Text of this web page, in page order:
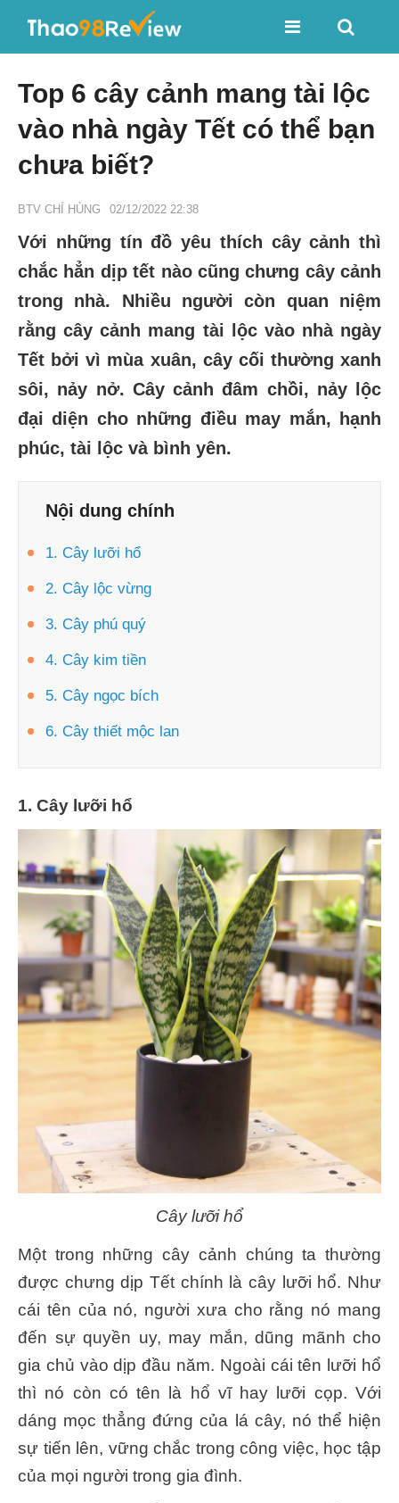
Top 6 cây cảnh mang tài lộc
vào nhà ngày Tết có thể bạn
chưa biết?
BTV CHÍ HÙNG 02/12/2022 22:38
Với những tín đồ yêu thích cây cảnh thì
chắc hẳn dịp tết nào cũng chưng cây cảnh
trong nhà. Nhiều người còn quan niệm
rằng cây cảnh mang tài lộc vào nhà ngày
Tết bởi vì mùa xuân, cây cối thường xanh
sôi, nảy nở. Cây cảnh đâm chồi, nảy lộc
đại diện cho những điều may mắn, hạnh
phúc, tài lộc và bình yên.
Nội dung chính
1. Cây lưỡi hổ
2. Cây lộc vừng
3. Cây phú quý
4. Cây kim tiền
5. Cây ngọc bích
6. Cây thiết mộc lan
1. Cây lưỡi hổ
Cây lưỡi hổ
Một trong những cây cảnh chúng ta thường
được chưng dịp Tết chính là cây lưỡi hổ. Như
cái tên của nó, người xưa cho rằng nó mang
đến sự quyền uy, may mắn, dũng mãnh cho
gia chủ vào dịp đầu năm. Ngoài cái tên lưỡi hổ
thì nó còn có tên là hổ vĩ hay lưỡi cọp. Với
dáng mọc thẳng đứng của lá cây, nó thể hiện
sự tiến lên, vững chắc trong công việc, học tập
của mọi người trong gia đình.